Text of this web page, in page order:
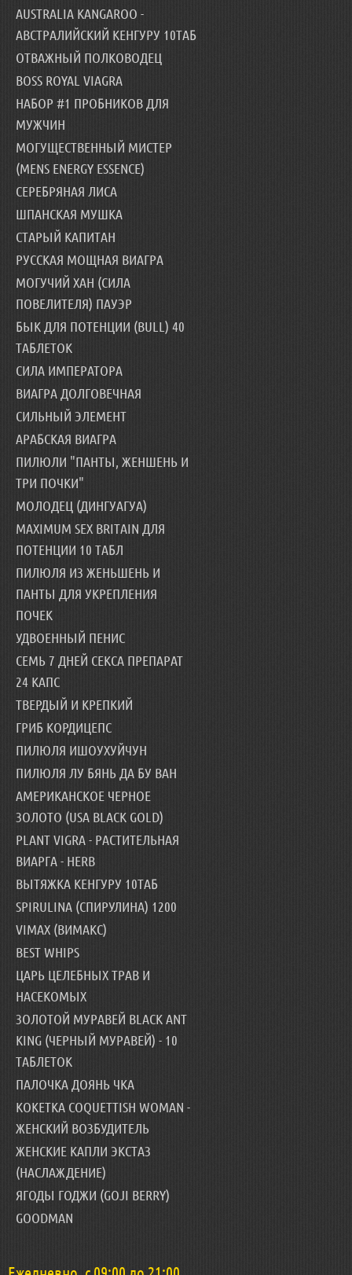
AUSTRALIA KANGAROO -
АВСТРАЛИЙСКИЙ КЕНГУРУ 10ТАБ
ОТВАЖНЫЙ ПОЛКОВОДЕЦ
BOSS ROYAL VIAGRA
НАБОР #1 ПРОБНИКОВ ДЛЯ
МУЖЧИН
МОГУЩЕСТВЕННЫЙ МИСТЕР
(MENS ENERGY ESSENCE)
СЕРЕБРЯНАЯ ЛИСА
ШПАНСКАЯ МУШКА
СТАРЫЙ КАПИТАН
РУССКАЯ МОЩНАЯ ВИАГРА
МОГУЧИЙ ХАН (СИЛА
ПОВЕЛИТЕЛЯ) ПАУЭР
БЫК ДЛЯ ПОТЕНЦИИ (BULL) 40
ТАБЛЕТОК
СИЛА ИМПЕРАТОРА
ВИАГРА ДОЛГОВЕЧНАЯ
СИЛЬНЫЙ ЭЛЕМЕНТ
АРАБСКАЯ ВИАГРА
ПИЛЮЛИ "ПАНТЫ, ЖЕНШЕНЬ И
ТРИ ПОЧКИ"
МОЛОДЕЦ (ДИНГУАГУА)
MAXIMUM SEX BRITAIN ДЛЯ
ПОТЕНЦИИ 10 ТАБЛ
ПИЛЮЛЯ ИЗ ЖЕНЬШЕНЬ И
ПАНТЫ ДЛЯ УКРЕПЛЕНИЯ
ПОЧЕК
УДВОЕННЫЙ ПЕНИС
СЕМЬ 7 ДНЕЙ СЕКСА ПРЕПАРАТ
24 КАПС
ТВЕРДЫЙ И КРЕПКИЙ
ГРИБ КОРДИЦЕПС
ПИЛЮЛЯ ИШОУХУЙЧУН
ПИЛЮЛЯ ЛУ БЯНЬ ДА БУ ВАН
АМЕРИКАНСКОЕ ЧЕРНОЕ
ЗОЛОТО (USA BLACK GOLD)
PLANT VIGRA - РАСТИТЕЛЬНАЯ
ВИАРГА - HERB
ВЫТЯЖКА КЕНГУРУ 10ТАБ
SPIRULINA (СПИРУЛИНА) 1200
VIMAX (ВИМАКС)
BEST WHIPS
ЦАРЬ ЦЕЛЕБНЫХ ТРАВ И
НАСЕКОМЫХ
ЗОЛОТОЙ МУРАВЕЙ BLACK ANT
KING (ЧЕРНЫЙ МУРАВЕЙ) - 10
ТАБЛЕТОК
ПАЛОЧКА ДОЯНЬ ЧКА
КОКЕТКА COQUETTISH WOMAN -
ЖЕНСКИЙ ВОЗБУДИТЕЛЬ
ЖЕНСКИЕ КАПЛИ ЭКСТАЗ
(НАСЛАЖДЕНИЕ)
ЯГОДЫ ГОДЖИ (GOJI BERRY)
GOODMAN